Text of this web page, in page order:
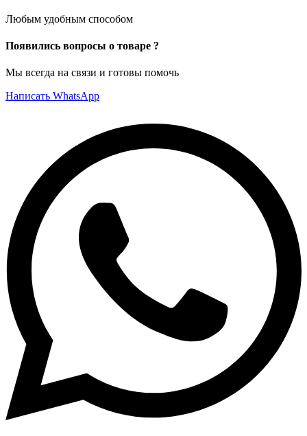
Любым удобным способом
Появились вопросы о товаре ?
Мы всегда на связи и готовы помочь
Написать WhatsApp